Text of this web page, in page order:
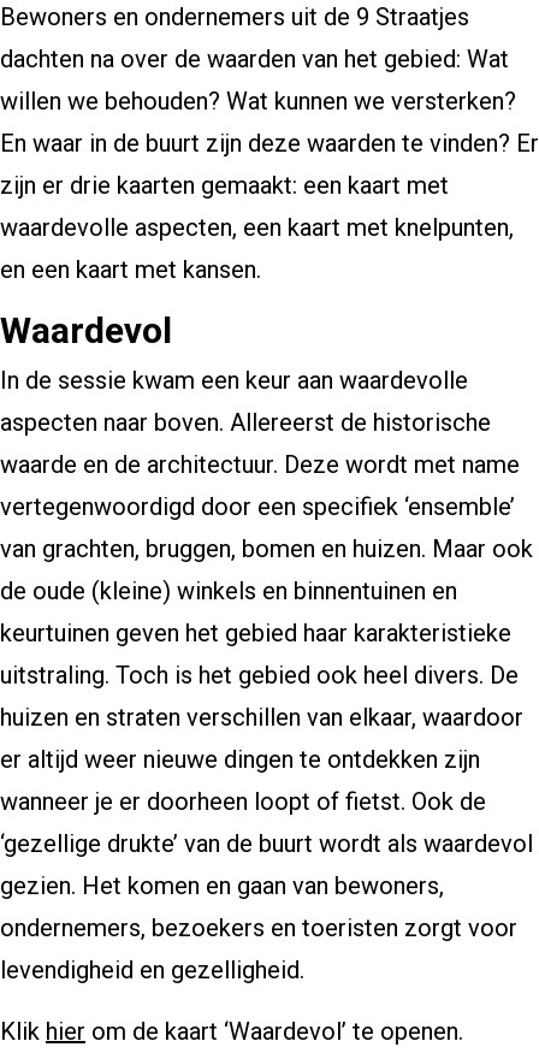
Bewoners en ondernemers uit de 9 Straatjes
dachten na over de waarden van het gebied: Wat
willen we behouden? Wat kunnen we versterken?
En waar in de buurt zijn deze waarden te vinden? Er
zijn er drie kaarten gemaakt: een kaart met
waardevolle aspecten, een kaart met knelpunten,
en een kaart met kansen.
Waardevol
In de sessie kwam een keur aan waardevolle
aspecten naar boven. Allereerst de historische
waarde en de architectuur. Deze wordt met name
vertegenwoordigd door een specifiek ‘ensemble’
van grachten, bruggen, bomen en huizen. Maar ook
de oude (kleine) winkels en binnentuinen en
keurtuinen geven het gebied haar karakteristieke
uitstraling. Toch is het gebied ook heel divers. De
huizen en straten verschillen van elkaar, waardoor
er altijd weer nieuwe dingen te ontdekken zijn
wanneer je er doorheen loopt of fietst. Ook de
‘gezellige drukte’ van de buurt wordt als waardevol
gezien. Het komen en gaan van bewoners,
ondernemers, bezoekers en toeristen zorgt voor
levendigheid en gezelligheid.
Klik hier om de kaart ‘Waardevol’ te openen.